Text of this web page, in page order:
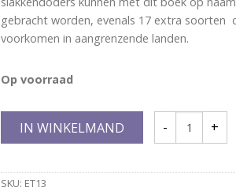
gebracht worden, evenals 17 extra soorten
voorkomen in aangrenzende landen.
Op voorraad
IN WINKELMAND
SKU: ET13